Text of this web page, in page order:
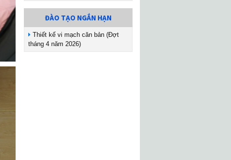
ĐÀO TẠO NGẮN HẠN
Thiết kế vi mạch căn bản (Đợt
tháng 4 năm 2026)